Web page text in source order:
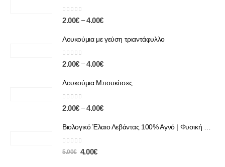
0out of 5
2.00€ – 4.00€
Λουκούμια με γεύση τριαντάφυλλο
0out of 5
2.00€ – 4.00€
Λουκούμια Μπουκίτσες
0out of 5
2.00€ – 4.00€
0 out of 5
5.00€ 4.00€